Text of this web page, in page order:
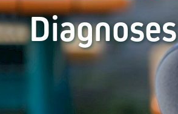
Diagnoses